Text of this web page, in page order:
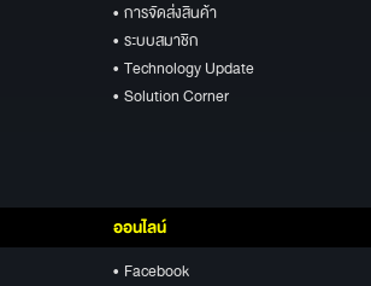
• การจัดส่งสินค้า
• ระบบสมาชิก
• Technology Update
• Solution Corner
ออนไลน์
• Facebook